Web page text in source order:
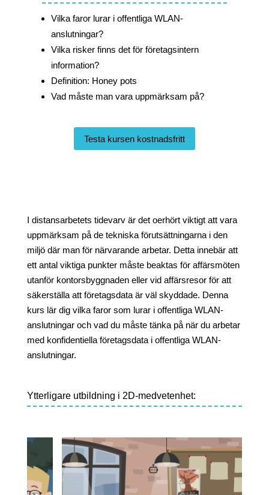
Vilka faror lurar i offentliga WLAN-
anslutningar?
Vilka risker finns det för företagsintern
information?
Definition: Honey pots
Vad måste man vara uppmärksam på?
Testa kursen kostnadsfritt
I distansarbetets tidevarv är det oerhört viktigt att vara
uppmärksam på de tekniska förutsättningarna i den
miljö där man för närvarande arbetar. Detta innebär att
ett antal viktiga punkter måste beaktas för affärsmöten
utanför kontorsbyggnaden eller vid affärsresor för att
säkerställa att företagsdata är väl skyddade. Denna
kurs lär dig vilka faror som lurar i offentliga WLAN-
anslutningar och vad du måste tänka på när du arbetar
med konfidentiella företagsdata i offentliga WLAN-
anslutningar.
Ytterligare utbildning i 2D-medvetenhet: